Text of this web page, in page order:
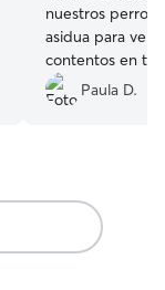
nuestros
asidua para ver
contentos en
Ainara,Paula D.